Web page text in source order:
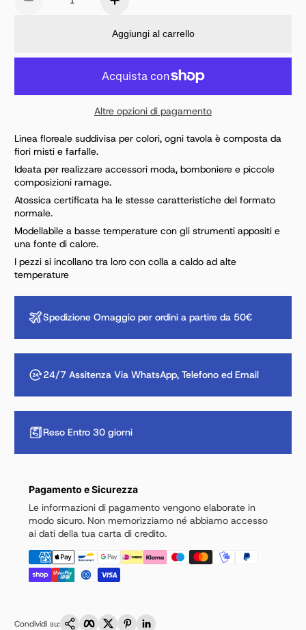
Aggiungi al carrello
Altre opzioni di pagamento
Linea floreale suddivisa per colori, ogni tavola è composta da
fiori misti e farfalle.
Ideata per realizzare accessori moda, bomboniere e piccole
composizioni ramage.
Atossica certificata ha le stesse caratteristiche del formato
normale.
Modellabile a basse temperature con gli strumenti appositi e
una fonte di calore.
I pezzi si incollano tra loro con colla a caldo ad alte
temperature
Spedizione Omaggio per ordini a partire da 50€
24/7 Assitenza Via WhatsApp, Telefono ed Email
Reso Entro 30 giorni
Pagamento e Sicurezza
Le informazioni di pagamento vengono elaborate in
modo sicuro. Non memorizziamo né abbiamo accesso
ai dati della tua carta di credito.
Condividi su:
Copia linkFacebook
TwitterPinterestLinkedIn